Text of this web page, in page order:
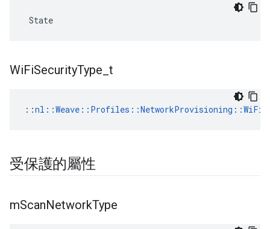
State
WiFiSecurityType t
::
受保護的屬性
mScanNetworkType